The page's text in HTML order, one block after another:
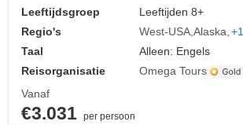
Leeftijdsgroep
Leeftijden 8+
Regio's
West-USA Alaska
Taal
Alleen: Engels
Reisorganisatie
Omega Tours
Vanaf
€3.031 per persoon